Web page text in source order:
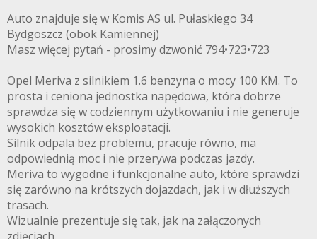
Auto znajduje się w Komis AS ul. Pułaskiego 34
Bydgoszcz (obok Kamiennej)
Masz więcej pytań - prosimy dzwonić 794•723•723
Opel Meriva z silnikiem 1.6 benzyna o mocy 100 KM. To
prosta i ceniona jednostka napędowa, która dobrze
sprawdza się w codziennym użytkowaniu i nie generuje
wysokich kosztów eksploatacji.
Silnik odpala bez problemu, pracuje równo, ma
odpowiednią moc i nie przerywa podczas jazdy.
Meriva to wygodne i funkcjonalne auto, które sprawdzi
się zarówno na krótszych dojazdach, jak i w dłuższych
trasach.
Wizualnie prezentuje się tak, jak na załączonych